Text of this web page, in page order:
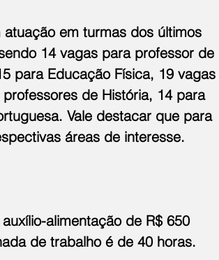
em turmas dos últimos
14 vagas para professor de
para Educação Física, 19 vagas
de História, 14 para
Vale destacar que para
áreas de interesse.
alimentação de R$ 650
de trabalho é de 40 horas.